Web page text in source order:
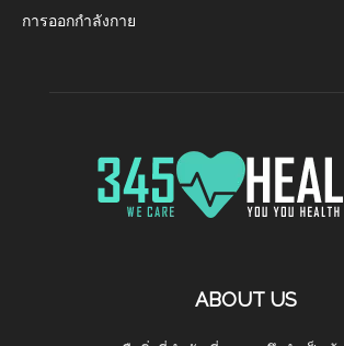
การออกกำลังกาย
ABOUT US